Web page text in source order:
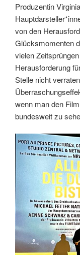
Produzentin
von den
Glücksmomenten
vielen
Herausforderung
Stelle nicht
wenn man den
bundesweit zu